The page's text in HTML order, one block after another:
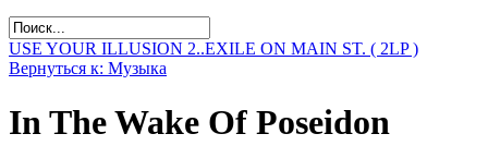
USE YOUR ILLUSION 2..EXILE ON MAIN ST. ( 2LP )
Вернуться к: Музыка
In The Wake Of Poseidon